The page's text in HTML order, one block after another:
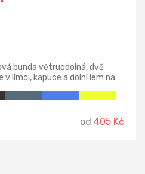
bunda větruodolná, dvě
v límci, kapuce a dolní lem na
od 405 Kč